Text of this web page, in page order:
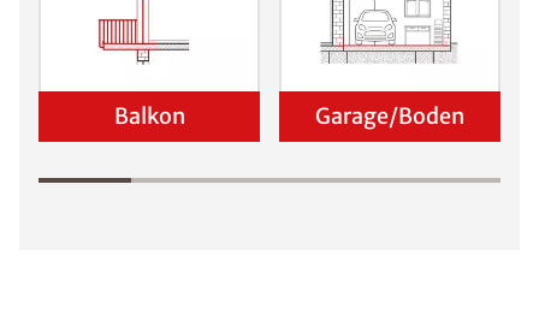
Balkon Garage/Boden